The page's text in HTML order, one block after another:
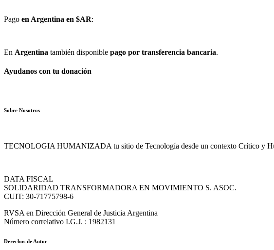
Pago en Argentina en $AR:
En Argentina también disponible pago por transferencia bancaria.
Ayudanos con tu donación
Sobre Nosotros
TECNOLOGIA HUMANIZADA tu sitio de Tecnología desde un contexto Crítico y
DATA FISCAL
SOLIDARIDAD TRANSFORMADORA EN MOVIMIENTO S. ASOC.
CUIT: 30-71775798-6
RVSA en Dirección General de Justicia Argentina
Número correlativo I.G.J. : 1982131
Derechos de Autor